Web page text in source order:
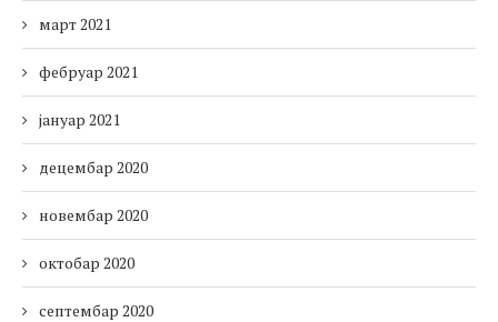
март 2021
фебруар 2021
јануар 2021
децембар 2020
новембар 2020
октобар 2020
септембар 2020